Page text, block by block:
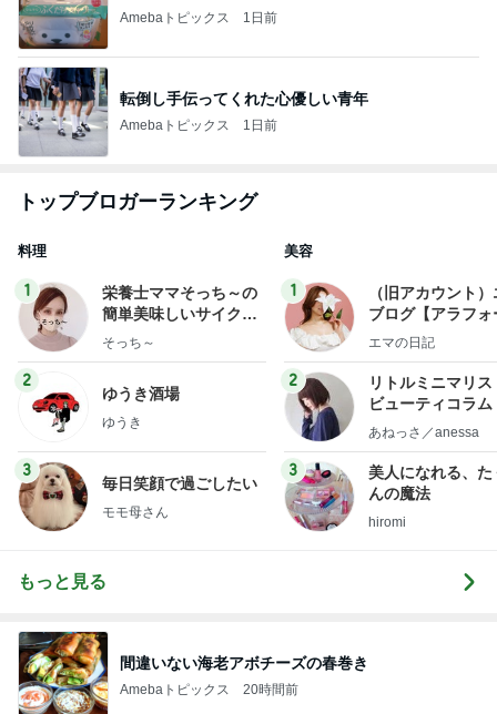
Amebaトピックス 1日前
転倒し手伝ってくれた心優しい青年
Amebaトピックス 1日前
トップブロガーランキング
料理
1
栄養士ママそっち～の
簡単美味しいサイクル
献立
そっち～
2
ゆうき酒場
ゆうき
3
毎日笑顔で過ごしたい
モモ母さん
美容
1
（旧アカウント
ブログ【アラフォ
社売却セカンドラ
エマの日記
2
リトルミニマリス
ビューティコラ
little
あねっさ／anessa
3
美人になれる、た
んの魔法
hiromi
もっと見る
間違いない海老アボチーズの春巻き
Amebaトピックス 20時間前